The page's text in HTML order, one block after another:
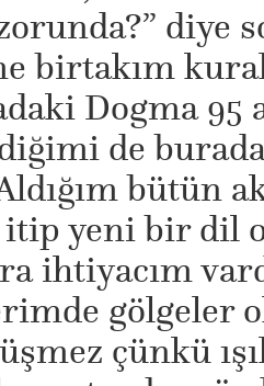
diye
birtakım
Dogma 95
de
bütün
itip yeni bir dil
ihtiyacım
gölgeler
çünkü